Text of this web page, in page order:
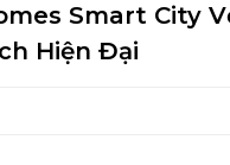
Smart City
Hiện Đại